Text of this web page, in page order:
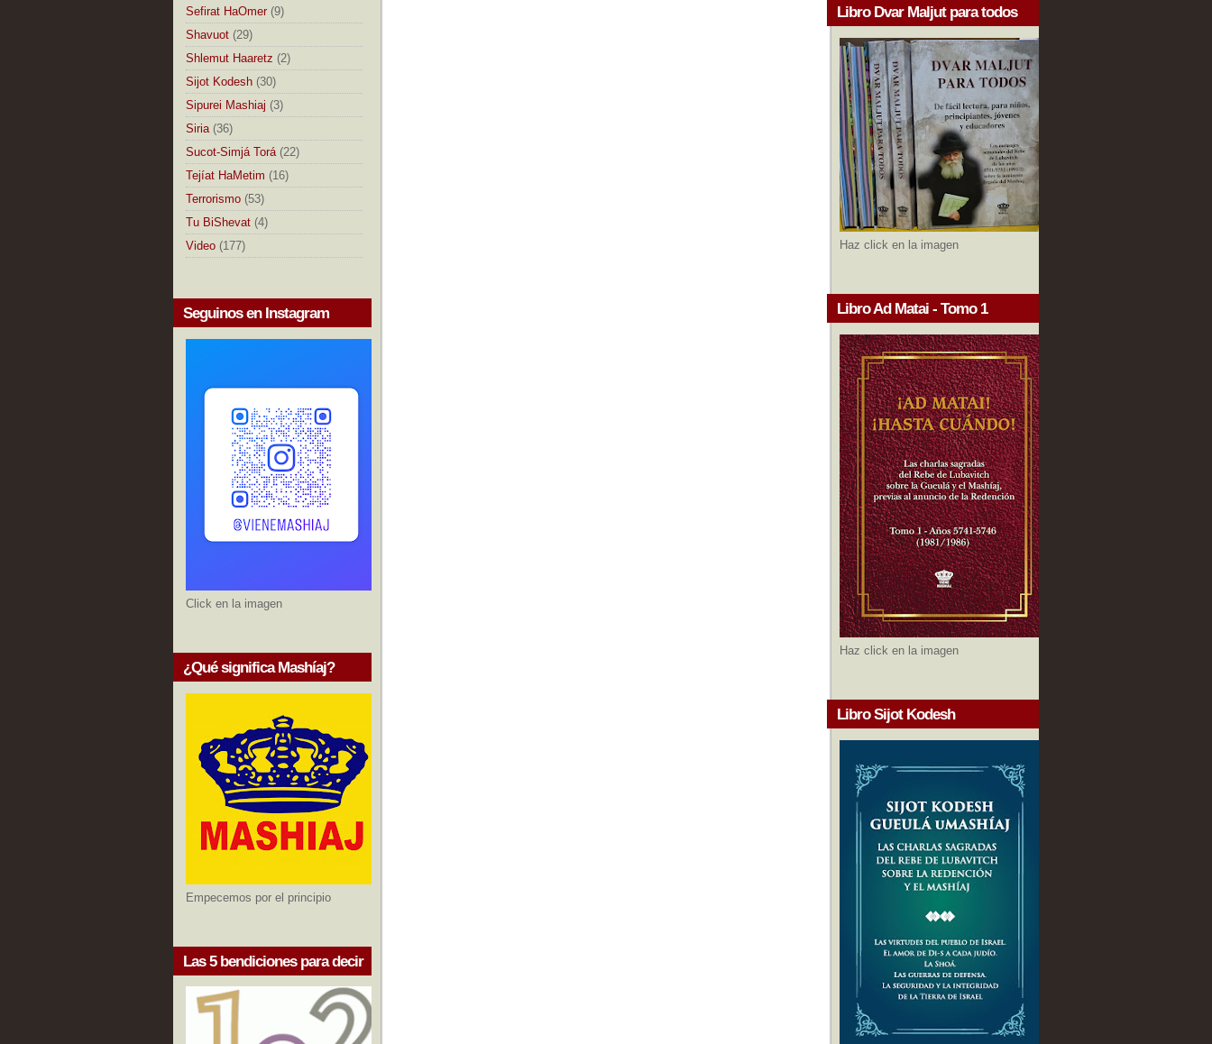
Sefirat HaOmer (9)
Shavuot (29)
Shlemut Haaretz (2)
Sijot Kodesh (30)
Sipurei Mashiaj (3)
Siria (36)
Sucot-Simjá Torá (22)
Tejíat HaMetim (16)
Terrorismo (53)
Tu BiShevat (4)
Video (177)
Seguinos en Instagram
Click en la imagen
¿Qué significa Mashíaj?
Empecemos por el principio
Las 5 bendiciones para decir
Libro Dvar Maljut para todos
Haz click en la imagen
Libro Ad Matai - Tomo 1
Haz click en la imagen
Libro Sijot Kodesh